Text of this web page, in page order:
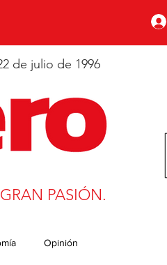
de julio de 1996
PASIÓN.
Opinión